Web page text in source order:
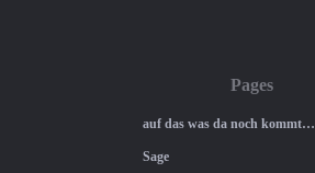
Pages
auf das was da noch kommt…
Sage